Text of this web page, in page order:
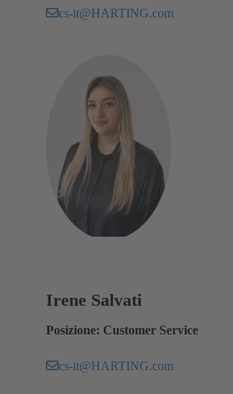
cs-it@HARTING.com
Irene Salvati
Posizione: Customer Service
cs-it@HARTING.com